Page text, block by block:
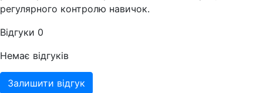
регулярного контролю навичок.
Відгуки 0
Немає відгуків
Залишити відгук